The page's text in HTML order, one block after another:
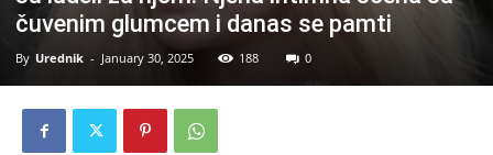
čuvenim glumcem i danas se pamti
By Urednik - January 30, 2025 188 0